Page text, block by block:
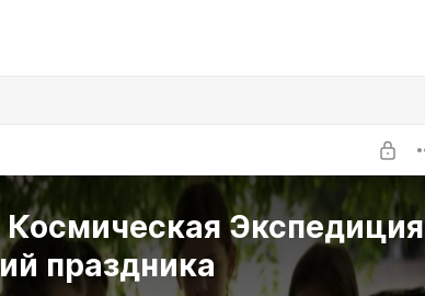
Экспедиция
праздника